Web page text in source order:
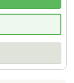
- мы